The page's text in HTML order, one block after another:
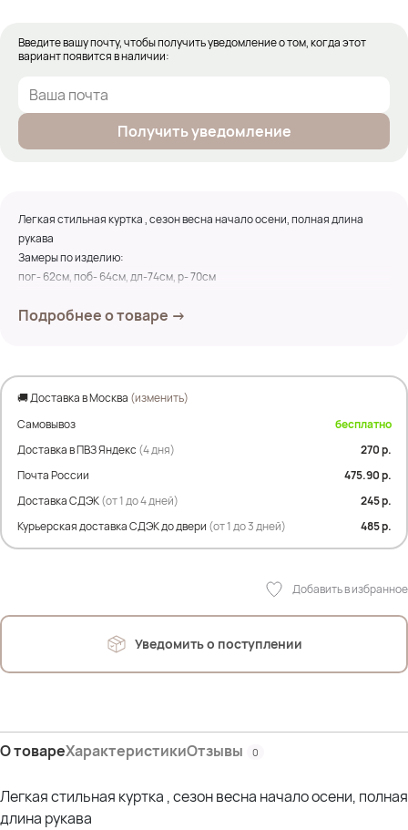
Введите вашу почту, чтобы получить уведомление о том, когда этот
вариант появится в наличии:
Получить уведомление
Легкая стильная куртка , сезон весна начало осени, полная длина
рукава
Замеры по изделию:
пог- 62см, поб- 64см, дл-74см, р- 70см
Наполнитель пух
Параметры наших моделей:
Елена- рост- 162; ОГ- 125; ОТ- 110; ОЖ- 129; ОБ- 125- мало
Подробнее о товаре →
🚚 Доставка в Москва (изменить)
Самовывоз
бесплатно
Доставка в ПВЗ Яндекс (4 дня)
270 р.
Почта России
475.90 р.
Доставка СДЭК(от 1 до 4 дней)
245 р.
Курьерская доставка СДЭК до двери (от 1 до 3 дней) 485 р.
Добавить в избранное
Уведомить о поступлении
О товареХарактеристикиОтзывы 0
Легкая стильная куртка , сезон весна начало осени, полная
длина рукава